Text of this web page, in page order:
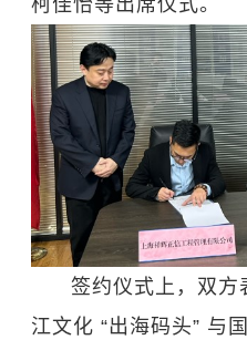
签约仪式上，双方
江文化 “出海码头” 与